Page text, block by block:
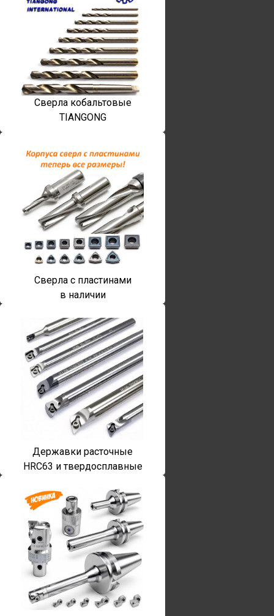
Сверла кобальтовые
TIANGONG
Сверла с пластинами
в наличии
Державки расточные
HRC63 и твердосплавные